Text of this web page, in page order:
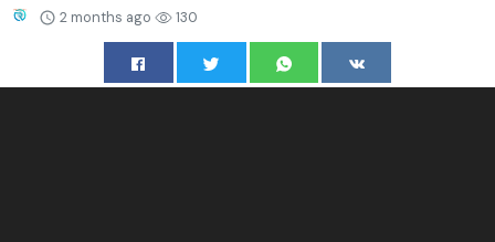
2 months ago 130